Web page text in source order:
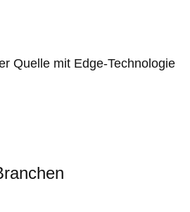
Quelle mit Edge-Technologie